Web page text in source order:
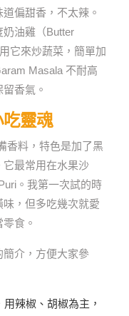
偏甜香，不太辣。
油雞（Butter
它來炒蔬菜，簡單加
Masala 不耐高
香氣。
靈魂
香料，特色是加了黑
最常用在水果沙
。我第一次試的時
，但多吃幾次就愛
食。
介，方便大家參
辣椒、胡椒為主，